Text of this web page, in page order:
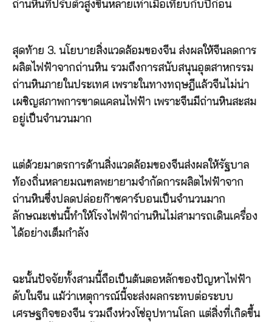
ถ่านหินที่ปรับตัวสูงขึ้นหลายเท่าเมื่อเทียบกับปีก่อน
สุดท้าย 3. นโยบายสิ่งแวดล้อมของจีน ส่งผลให้จีนลดการ
ผลิตไฟฟ้าจากถ่านหิน รวมถึงการสนับสนุนอุตสาหกรรม
ถ่านหินภายในประเทศ เพราะในทางทฤษฎีแล้วจีนไม่น่า
เผชิญสภาพการขาดแคลนไฟฟ้า เพราะจีนมีถ่านหินสะสม
อยู่เป็นจำนวนมาก
แต่ด้วยมาตรการด้านสิ่งแวดล้อมของจีนส่งผลให้รัฐบาล
ท้องถิ่นหลายมณฑลพยายามจำกัดการผลิตไฟฟ้าจาก
ถ่านหินซึ่งปลดปล่อยก๊าซคาร์บอนเป็นจำนวนมาก
ลักษณะเช่นนี้ทำให้โรงไฟฟ้าถ่านหินไม่สามารถเดินเครื่อง
ได้อย่างเต็มกำลัง
ฉะนั้นปัจจัยทั้งสามนี้ถือเป็นต้นตอหลักของปัญหาไฟฟ้า
ดับในจีน แม้ว่าเหตุการณ์นี้จะส่งผลกระทบต่อระบบ
เศรษฐกิจของจีน รวมถึงห่วงโซ่อุปทานโลก แต่สิ่งที่เกิดขึ้น